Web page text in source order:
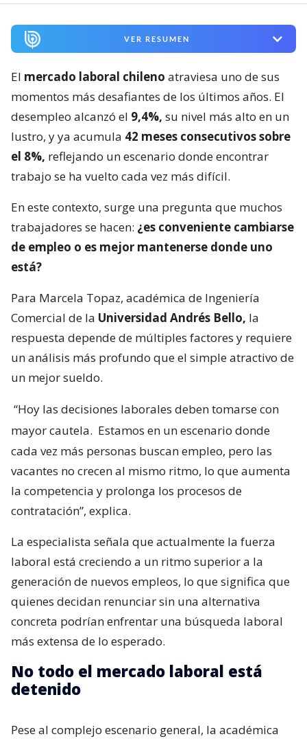
VER RESUMEN
El mercado laboral chileno atraviesa uno de sus
momentos más desafiantes de los últimos años. El
desempleo alcanzó el 9,4%, su nivel más alto en un
lustro, y ya acumula 42 meses consecutivos sobre
el 8%, reflejando un escenario donde encontrar
trabajo se ha vuelto cada vez más difícil.
En este contexto, surge una pregunta que muchos
trabajadores se hacen: ¿es conveniente cambiarse
de empleo o es mejor mantenerse donde uno
está?
Para Marcela Topaz, académica de Ingeniería
Comercial de la Universidad Andrés Bello, la
respuesta depende de múltiples factores y requiere
un análisis más profundo que el simple atractivo de
un mejor sueldo.
“Hoy las decisiones laborales deben tomarse con
mayor cautela. Estamos en un escenario donde
cada vez más personas buscan empleo, pero las
vacantes no crecen al mismo ritmo, lo que aumenta
la competencia y prolonga los procesos de
contratación”, explica.
La especialista señala que actualmente la fuerza
laboral está creciendo a un ritmo superior a la
generación de nuevos empleos, lo que significa que
quienes decidan renunciar sin una alternativa
concreta podrían enfrentar una búsqueda laboral
más extensa de lo esperado.
No todo el mercado laboral está
detenido
Pese al complejo escenario general, la académica